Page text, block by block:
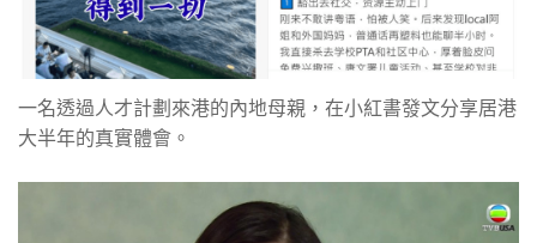
一名透過人才計劃來港的內地母親，在小紅書發文分享居港
大半年的真實體會。